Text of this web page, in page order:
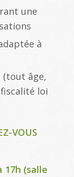
une
à
(tout âge,
loi
VOUS
17h (salle